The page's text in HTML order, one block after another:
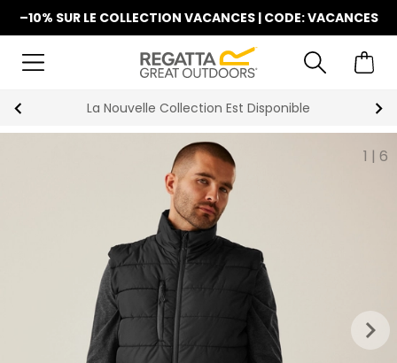
–10% SUR LE COLLECTION VACANCES | CODE: VACANCES
La Nouvelle Collection Est Disponible
1 | 6
keyboard_arrow_right